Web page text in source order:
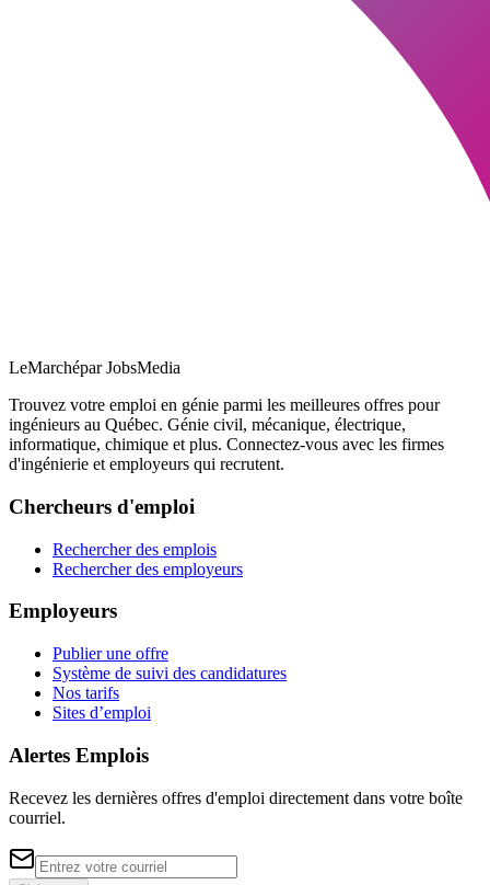
LeMarchépar JobsMedia
Trouvez votre emploi en génie parmi les meilleures offres pour
ingénieurs au Québec. Génie civil, mécanique, électrique,
informatique, chimique et plus. Connectez-vous avec les firmes
d'ingénierie et employeurs qui recrutent.
Chercheurs d'emploi
Rechercher des emplois
Rechercher des employeurs
Employeurs
Publier une offre
Système de suivi des candidatures
Nos tarifs
Sites d’emploi
Alertes Emplois
Recevez les dernières offres d'emploi directement dans votre boîte
courriel.